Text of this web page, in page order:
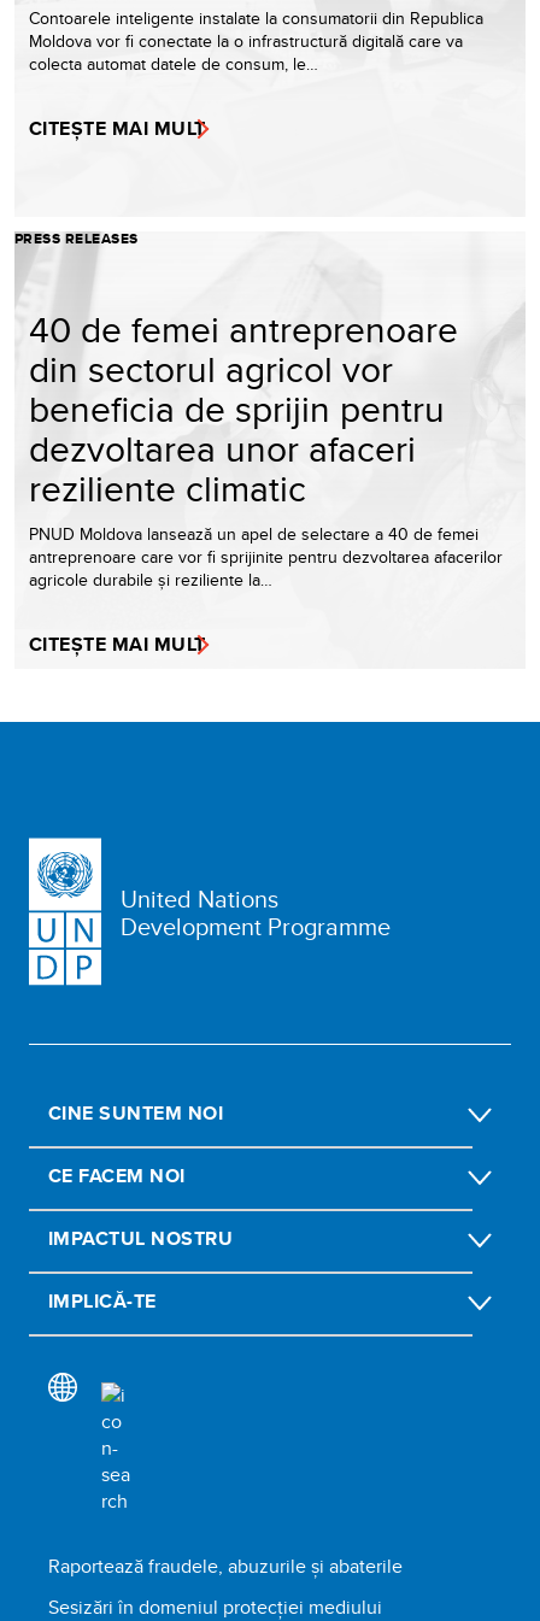
Contoarele inteligente instalate la consumatorii din Republica
Moldova vor fi conectate la o infrastructură digitală care va
colecta automat datele de consum, le…
CITEȘTE MAI MULT
PRESS RELEASES
40 de femei antreprenoare
din sectorul agricol vor
beneficia de sprijin pentru
dezvoltarea unor afaceri
reziliente climatic
PNUD Moldova lansează un apel de selectare a 40 de femei
antreprenoare care vor fi sprijinite pentru dezvoltarea afacerilor
agricole durabile și reziliente la…
CITEȘTE MAI MULT
United Nations
Development Programme
CINE SUNTEM NOI
CE FACEM NOI
IMPACTUL NOSTRU
IMPLICĂ-TE
Raportează fraudele, abuzurile și abaterile
Sesizări în domeniul protecției mediului